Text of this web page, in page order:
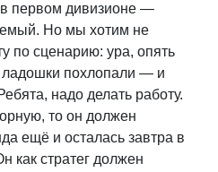
первом дивизионе —
Но мы хотим не
по сценарию: ура, опять
похлопали — и
надо делать работу.
то он должен
ещё и осталась завтра в
как стратег должен